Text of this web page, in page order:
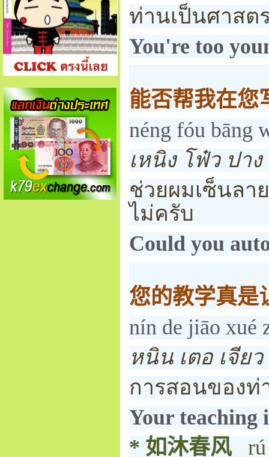
ท่านเป็นศาสต
You're too
能否帮我在您
néng fóu bāng
เหนิง โฟ๋ว ปา
ช่วยผมเซ็นลา
ไม่ครับ
Could you
您的教学真是
nín de jiāo xué
หนิน เตอ เจีย
การสอนของท่
Your teaching
* 如沐春风